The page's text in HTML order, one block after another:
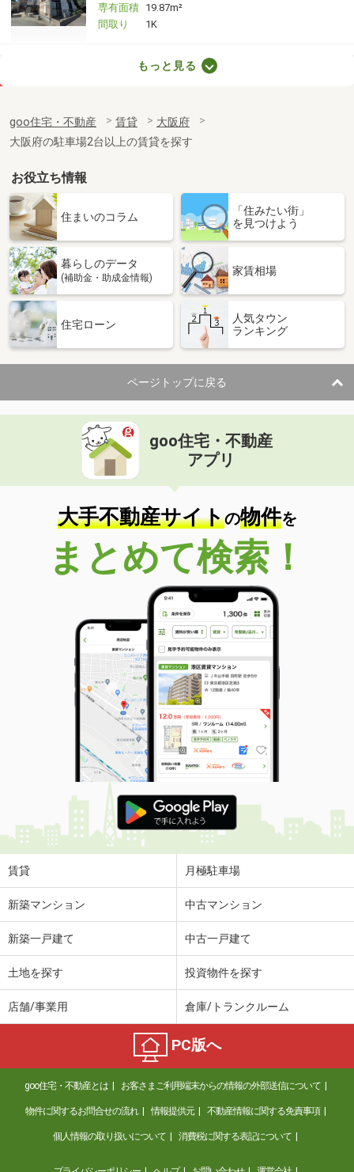
専有面積 19.87m²
間取り
1K
大阪府大阪市福島区吉野５丁目
専有面積
24.53m²
間取り
1DK
大阪府堺市北区百舌鳥梅北町２丁
価 格
6.50万円
大阪府堺市北区百舌鳥梅北町２丁
専有面積 23.18m²
間取り
大阪府大阪市東成区深江南１丁目
住 所
大阪府大阪市東成区深江南１丁目
専有面積 22.08m²
間取り
1K
大阪府豊中市原田中１丁目
価 格
住 所
大阪府豊中市原田中１丁目
専有面積 19.87m²
間取り
1K
大阪府吹田市千里山竹園１
価 格
4.60万円
大阪府吹田市千里山竹園１
22.62m²
間取り
1K
大阪府東大阪市長田３丁目
価 格
8.20万円
住 所
大阪府東大阪市長田３丁目
専有面積 41.13m²
間取り
1LDK
大阪府大阪市東住吉区公園南矢田２丁目
価 格
6.80万円
住 所
大阪府大阪市東住吉区公園南矢田２丁
大阪府吹田市山手町３丁目
大阪府吹田市山手町３丁目
大阪府吹田市山手町３丁目
価 格
2.80万円
住 所
大阪府吹田市山手町３丁目
間取り
1K
もっと見る
goo住宅・不動産 賃貸
大阪府
大阪府の駐車場2台以上の賃貸を探す
お役立ち情報
住まいのコラム
「住みたい街」
を見つけよう
暮らしのデータ
(補助金・助成金情報)
家賃相場
住宅ローン
人気タウン
ランキング
ページトップに戻る
goo住宅・不動産
アプリ
大手不動産サイトの物件を
まとめて検索！
賃貸 月極駐車場
新築マンション 中古マンション
新築一戸建て 中古一戸建て
土地を探す 投資物件を探す
店舗/事業用 倉庫/トランクルーム
PC版へ
goo住宅・不動産とは お客さまご利用端末からの情報の外部送信について
物件に関するお問合せの流れ 情報提供元 不動産情報に関する免責事項
個人情報の取り扱いについて 消費税に関する表記について